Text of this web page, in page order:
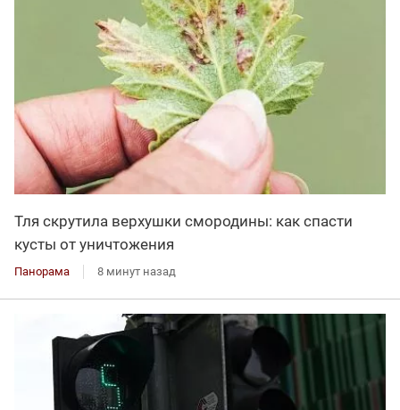
Тля скрутила верхушки смородины: как спасти
кусты от уничтожения
Панорама 8 минут назад